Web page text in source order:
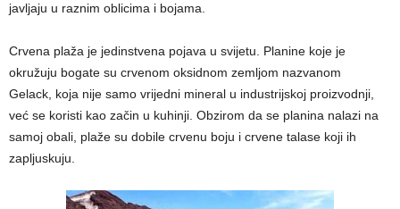
javljaju u raznim oblicima i bojama.
Crvena plaža je jedinstvena pojava u svijetu. Planine koje je
okružuju bogate su crvenom oksidnom zemljom nazvanom
Gelack, koja nije samo vrijedni mineral u industrijskoj proizvodnji,
već se koristi kao začin u kuhinji. Obzirom da se planina nalazi na
samoj obali, plaže su dobile crvenu boju i crvene talase koji ih
zapljuskuju.